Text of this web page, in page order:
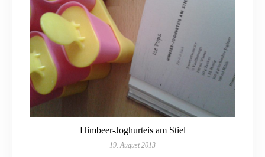
Himbeer-Joghurteis am Stiel
19. August 2013